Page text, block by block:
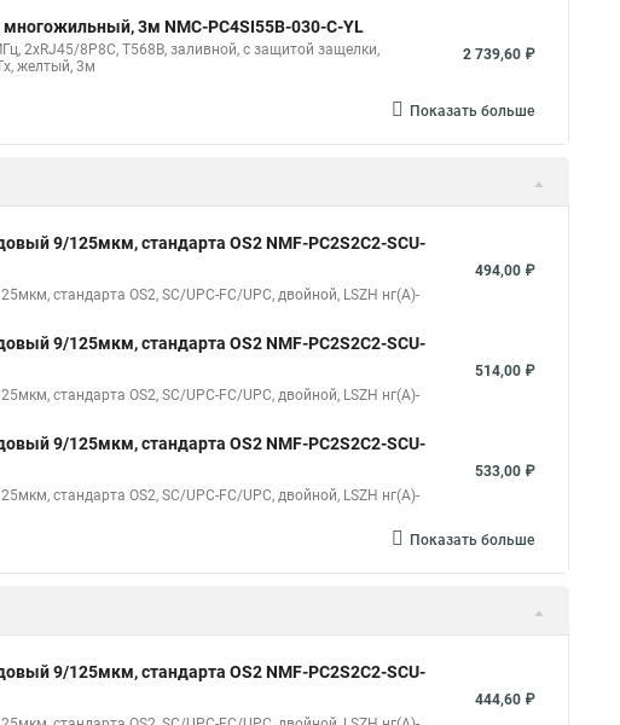
3м NMC-PC4SI55B-030-C-YL
2хRJ45/8P8C, T568B, заливной, с защитой защелки,
желтый, 3м
2 739,60 ₽
Показать больше
9/125мкм, стандарта OS2 NMF-PC2S2C2-SCU-
стандарта OS2, SC/UPC-FC/UPC, двойной, LSZH нг(A)-
494,00 ₽
9/125мкм, стандарта OS2 NMF-PC2S2C2-SCU-
стандарта OS2, SC/UPC-FC/UPC, двойной, LSZH нг(A)-
514,00 ₽
9/125мкм, стандарта OS2 NMF-PC2S2C2-SCU-
стандарта OS2, SC/UPC-FC/UPC, двойной, LSZH нг(A)-
533,00 ₽
Показать больше
9/125мкм, стандарта OS2 NMF-PC2S2C2-SCU-
444,60 ₽